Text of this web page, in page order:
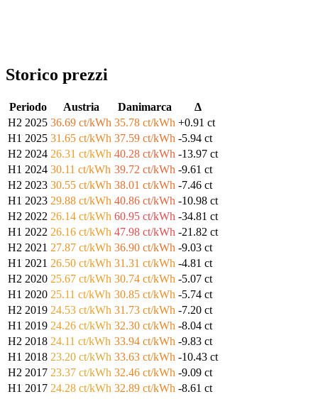
Storico prezzi
Periodo Austria Danimarca
Δ
H2 2025 36.69 ct/kWh 35.78 ct/kWh +0.91 ct
H1 2025 31.65 ct/kWh 37.59 ct/kWh -5.94 ct
H2 2024 26.31 ct/kWh 40.28 ct/kWh -13.97 ct
H1 2024 30.11 ct/kWh 39.72 ct/kWh -9.61 ct
H2 2023 30.55 ct/kWh 38.01 ct/kWh -7.46 ct
H1 2023 29.88 ct/kWh 40.86 ct/kWh -10.98 ct
H2 2022 26.14 ct/kWh 60.95 ct/kWh -34.81 ct
H1 2022 26.16 ct/kWh 47.98 ct/kWh -21.82 ct
H2 2021 27.87 ct/kWh 36.90 ct/kWh -9.03 ct
H1 2021 26.50 ct/kWh 31.31 ct/kWh -4.81 ct
H2 2020 25.67 ct/kWh 30.74 ct/kWh -5.07 ct
H1 2020 25.11 ct/kWh 30.85 ct/kWh -5.74 ct
H2 2019 24.53 ct/kWh 31.73 ct/kWh -7.20 ct
H1 2019 24.26 ct/kWh 32.30 ct/kWh -8.04 ct
H2 2018 24.11 ct/kWh 33.94 ct/kWh -9.83 ct
H1 2018 23.20 ct/kWh 33.63 ct/kWh -10.43 ct
H2 2017 23.37 ct/kWh 32.46 ct/kWh -9.09 ct
H1 2017 24.28 ct/kWh 32.89 ct/kWh -8.61 ct